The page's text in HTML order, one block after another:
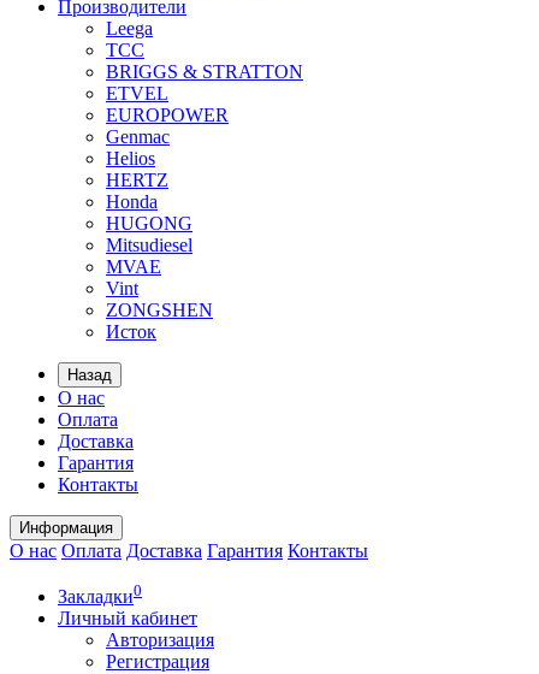
Производители
Leega
ТСС
BRIGGS & STRATTON
ETVEL
EUROPOWER
Genmac
Helios
HERTZ
Honda
HUGONG
Mitsudiesel
MVAE
Vint
ZONGSHEN
Исток
Назад
О нас
Оплата
Доставка
Гарантия
Контакты
Информация
О нас Оплата Доставка Гарантия Контакты
Закладки0
Личный кабинет
Авторизация
Регистрация